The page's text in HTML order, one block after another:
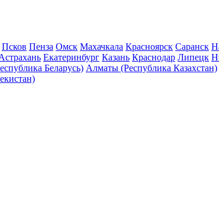
Псков Пенза Омск Махачкала Красноярск Саранск
Екатеринбург Казань Краснодар Липецк
Беларусь) Алматы (Республика Казахстан)